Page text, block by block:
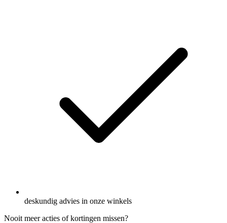
deskundig advies in onze winkels
Nooit meer acties of kortingen missen?